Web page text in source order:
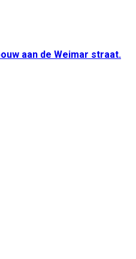
aan de Weimar straat.